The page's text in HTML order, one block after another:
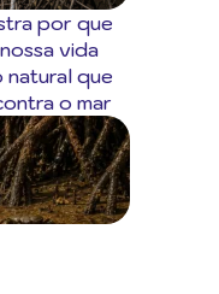
por que
vida
natural que
o mar